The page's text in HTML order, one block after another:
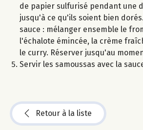
de papier sulfurisé pendant une
jusqu'à ce qu'ils soient bien
sauce : mélanger ensemble le
l'échalote émincée, la crème
le curry. Réserver jusqu'au
Servir les samoussas avec la
Retour à la liste